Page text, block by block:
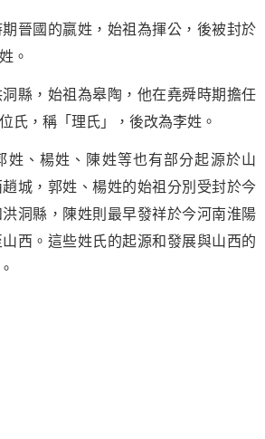
晉國的嬴姓，始祖為揮公，後被封於
。
縣，始祖為皋陶，他在堯舜時期擔任
氏，稱「理氏」，後改為李姓。
姓、楊姓、陳姓等也有部分起源於山
城，郭姓、楊姓的始祖分別受封於今
洞縣，陳姓則最早發祥於今河南淮陽
西。這些姓氏的起源和發展與山西的